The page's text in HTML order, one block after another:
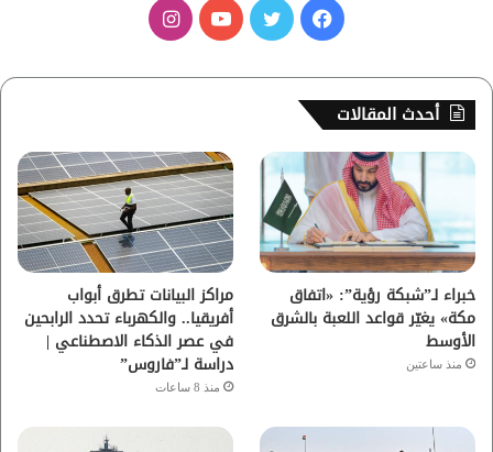
س
ب
و
ك
ي
و
ب
ت
ق
ر
م
أحدث المقالات
خبراء لـ”شبكة رؤية”: «اتفاق
مكة» يغيّر قواعد اللعبة بالشرق
الأوسط
منذ ساعتين
مراكز البيانات تطرق أبواب
أفريقيا.. والكهرباء تحدد الرابحين
في عصر الذكاء الاصطناعي |
دراسة لـ”فاروس”
منذ 8 ساعات